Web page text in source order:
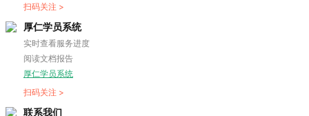
扫码关注 >
厚仁学员系统
实时查看服务进度
阅读文档报告
厚仁学员系统
扫码关注 >
联系我们